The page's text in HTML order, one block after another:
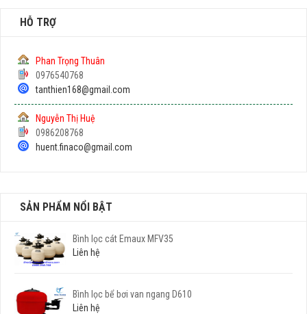
HỖ TRỢ
Phan Trọng Thuân
0976540768
tanthien168@gmail.com
Nguyễn Thị Huệ
0986208768
huent.finaco@gmail.com
SẢN PHẨM NỔI BẬT
Bình lọc cát Emaux MFV35
Liên hệ
Bình lọc bể bơi van ngang D610
Liên hệ